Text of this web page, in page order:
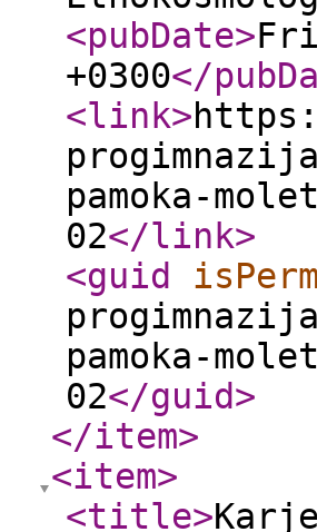
<pubDate>
+0300</
<link>
pamoka-
02</link>
<guid
pamoka-
02</guid>
</item>
<item>
<title>